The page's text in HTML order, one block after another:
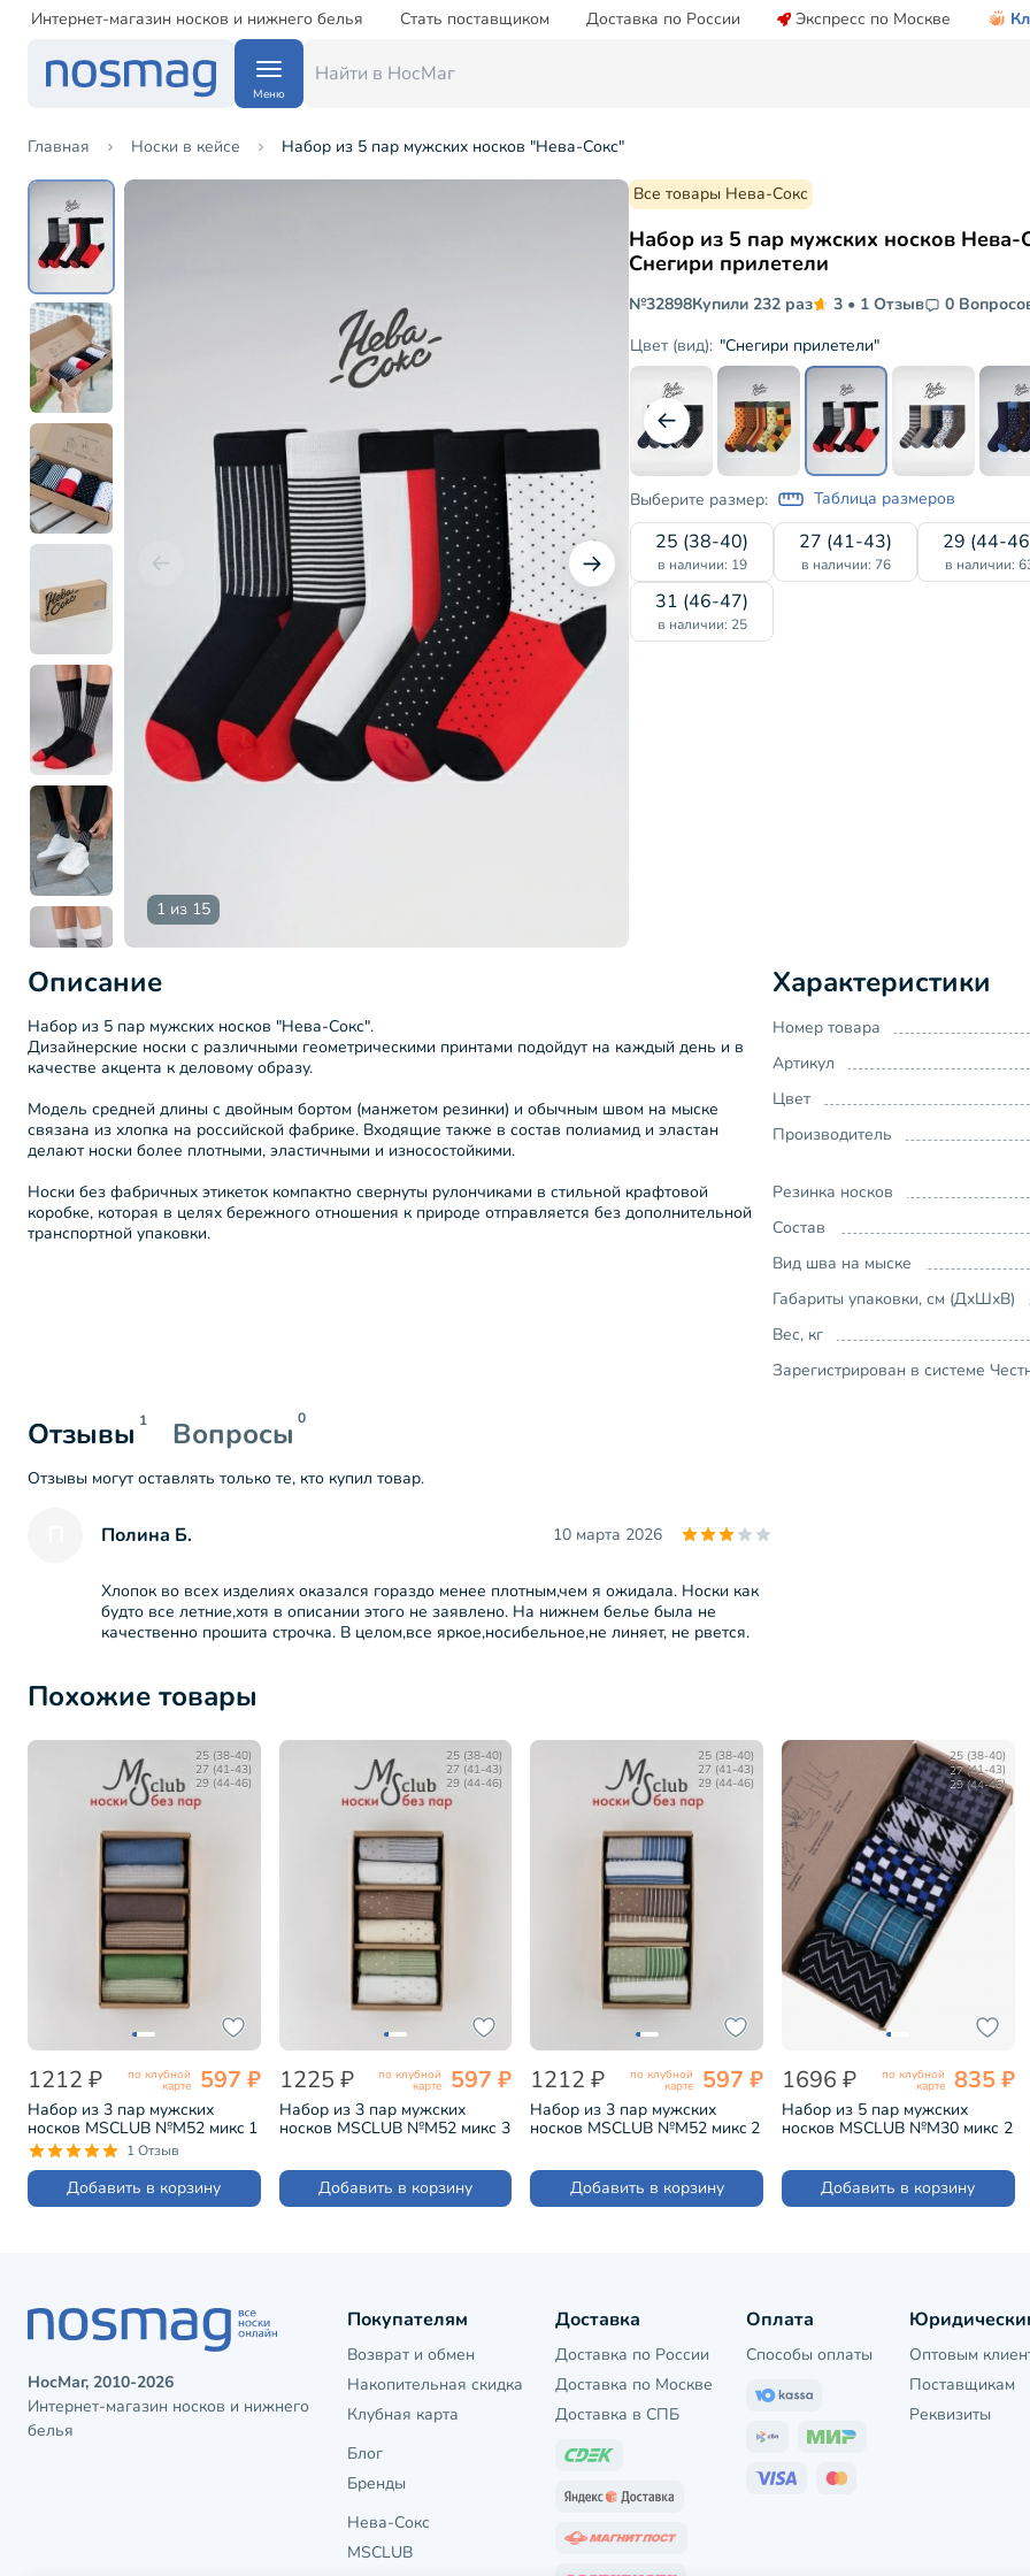
Интернет-магазин носков и нижнего белья Стать поставщиком Доставка по России Экспресс по Москве
Меню
Главная Носки в кейсе Набор из 5 пар мужских носков "Нева-Сокс"
1 из 15
Все товары Нева-Сокс
Набор из 5 пар мужских носков Нева-
Снегири прилетели
№32898Купили 232 раз 3 • 1 Отзыв
0
Цвет (вид): "Снегири прилетели"
Выберите размер: Таблица размеров
25 (38-40)
в наличии: 19
27 (41-43)
в наличии: 76
29 (44-
в наличии:
31 (46-47)
в наличии: 25
Описание
Набор из 5 пар мужских носков "Нева-Сокс".
Дизайнерские носки с различными геометрическими принтами подойдут на каждый день и в
качестве акцента к деловому образу.
Модель средней длины с двойным бортом (манжетом резинки) и обычным швом на мыске
связана из хлопка на российской фабрике. Входящие также в состав полиамид и эластан
делают носки более плотными, эластичными и износостойкими.
Носки без фабричных этикеток компактно свернуты рулончиками в стильной крафтовой
коробке, которая в целях бережного отношения к природе отправляется без дополнительной
транспортной упаковки.
Характеристики
Номер товара
Артикул
Цвет
Производитель
Резинка носков
Состав
Вид шва на мыске
Габариты упаковки, см (ДхШхВ)
Вес, кг
Зарегистрирован в системе
Отзывы 1 Вопросы 0
Отзывы могут оставлять только те, кто купил товар.
Полина Б. 10 марта 2026
Хлопок во всех изделиях оказался гораздо менее плотным,чем я ожидала. Носки как
будто все летние,хотя в описании этого не заявлено. На нижнем белье была не
качественно прошита строчка. В целом,все яркое,носибельное,не линяет, не рвется.
Похожие товары
25 (38-40)
27 (41-43)
29 (44-46)
1212 ₽ по клубной
карте 597 ₽
Набор из 3 пар мужских
носков MSCLUB №М52 микc 1
"Без пар" (ВИ3-НМ52)
1 Отзыв
Добавить в корзину
25 (38-40)
27 (41-43)
29 (44-46)
1225 ₽ по клубной
карте 597 ₽
Набор из 3 пар мужских
носков MSCLUB №М52 микс 3
Добавить в корзину
25 (38-40)
27 (41-43)
29 (44-46)
1212 ₽ по клубной
карте 597 ₽
Набор из 3 пар мужских
носков MSCLUB №М52 микc 2
Добавить в корзину
25 (38-40)
27 (41-43)
29 (44-46)
1696 ₽ по клубной
карте 835 ₽
Набор из 5 пар мужских
носков MSCLUB №М30 микс 2
Добавить в корзину
НосМаг, 2010-2026
Интернет-магазин носков и нижнего
белья
Покупателям
Возврат и обмен
Накопительная скидка
Клубная карта
Блог
Бренды
Нева-Сокс
MSCLUB
Доставка
Доставка по России
Доставка по Москве
Доставка в СПБ
Оплата
Способы оплаты
Оптовым
Поставщикам
Реквизиты